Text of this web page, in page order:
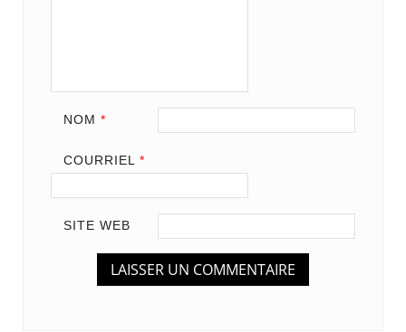
NOM *
COURRIEL *
SITE WEB